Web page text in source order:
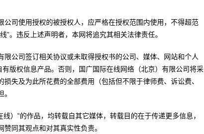
公司使用授权的被授权人，应严格在授权范围内使用，不得超范
”。违反上述声明者，本网将追究其相关法律责任。
限公司签订相关协议或未取得授权书的公司、媒体、网站和个人
有版权信息产品。否则，国广国际在线网络（北京）有限公司将采
失及为此所花费的全部费用（包括但不限于律师费、诉讼费、
）”的作品，均转载自其它媒体，转载目的在于传递更多信息，
同其观点和对其真实性负责。